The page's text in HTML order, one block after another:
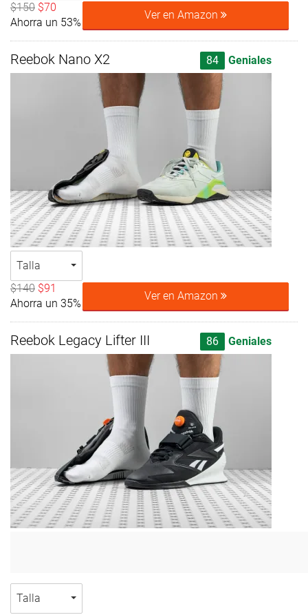
$150 $70
Ahorra un 53%
Ver en Amazon
Reebok Nano X2 84 Geniales
Talla
$140 $91
Ahorra un 35%
Ver en Amazon
Reebok Legacy Lifter III 86 Geniales
Talla